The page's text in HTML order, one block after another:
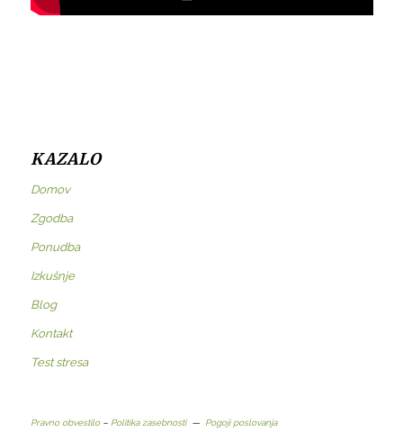
KAZALO
Domov
Zgodba
Ponudba
Izkušnje
Blog
Kontakt
Test stresa
Pravno obvestilo–Politika zasebnosti— Pogoji poslovanja